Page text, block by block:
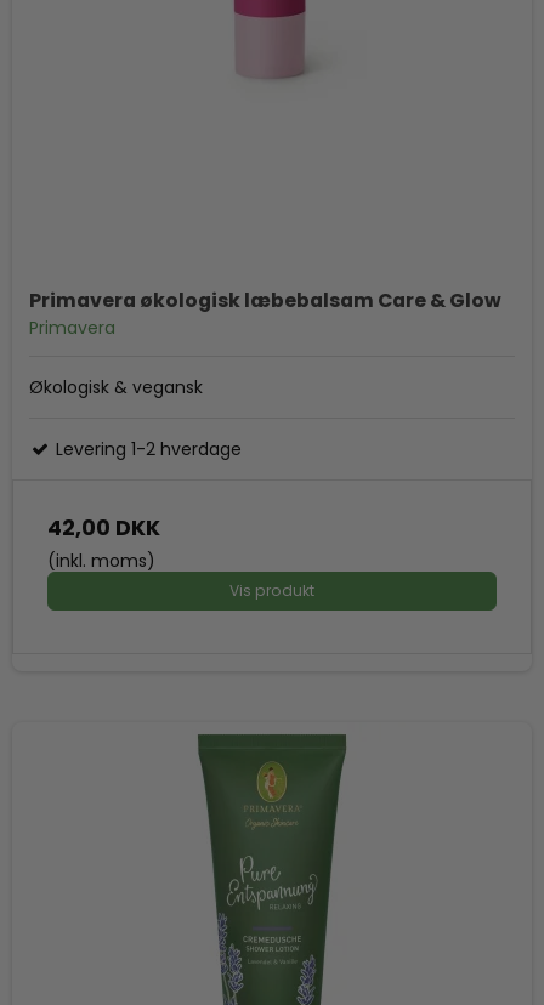
Primavera økologisk læbebalsam Care & Glow
Primavera
Økologisk & vegansk
Levering 1-2 hverdage
42,00 DKK
(inkl. moms)
Vis produkt